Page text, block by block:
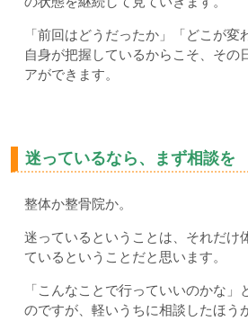
「前回はどうだったか」「どこが
自身が把握しているからこそ、その
アができます。
迷っているなら、まず相談を
整体か整骨院か。
迷っているということは、それだけ
ているということだと思います。
「こんなことで行っていいのかな」
のですが、軽いうちに相談したほう